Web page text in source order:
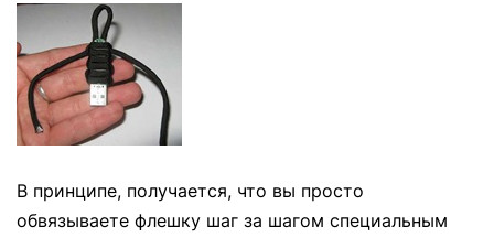
В принципе, получается, что вы просто
обвязываете флешку шаг за шагом специальным